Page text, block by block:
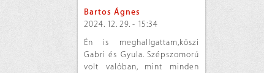
Bartos Ágnes
2024. 12. 29. - 15:34
Én is meghallgattam,köszi
Gabri és Gyula. Szépszomorú
volt valóban, mint minden